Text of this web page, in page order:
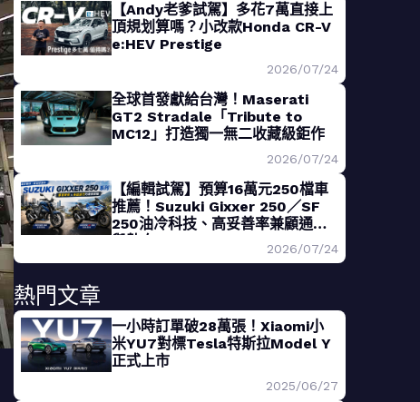
【Andy老爹試駕】多花7萬直接上
頂規划算嗎？小改款Honda CR-V
e:HEV Prestige
2026/07/24
全球首發獻給台灣！Maserati
GT2 Stradale「Tribute to
MC12」打造獨一無二收藏級鉅作
2026/07/24
【編輯試駕】預算16萬元250檔車
推薦！Suzuki Gixxer 250／SF
250油冷科技、高妥善率兼顧通勤
與熱血
2026/07/24
熱門文章
一小時訂單破28萬張！Xiaomi小
米YU7對標Tesla特斯拉Model Y
正式上市
2025/06/27